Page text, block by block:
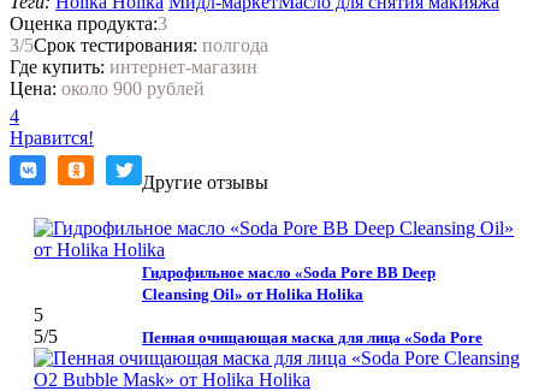
Оценка продукта:3
3/5Срок тестирования: полгода
Где купить: интернет-магазин
Цена: около 900 рублей
4
Нравится!
Другие отзывы
Гидрофильное масло «Soda Pore BB Deep
Cleansing Oil» от Holika Holika
5
5/5 Пенная очищающая маска для лица «Soda Pore